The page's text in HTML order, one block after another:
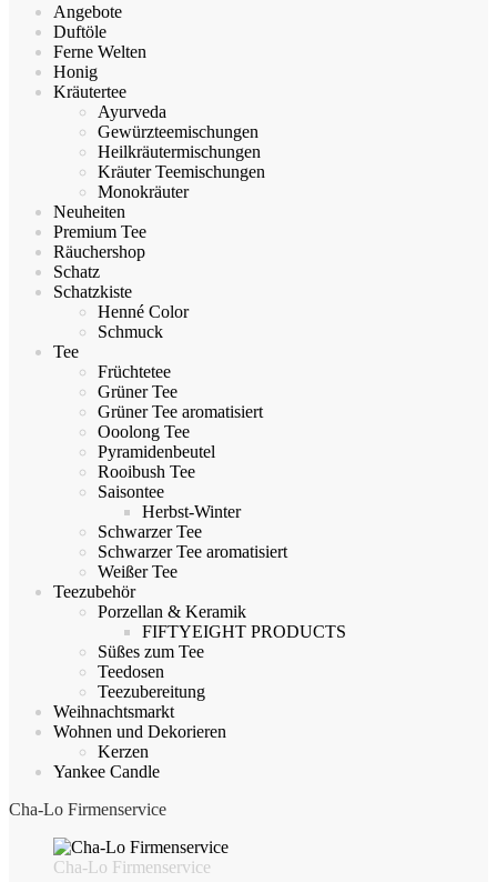
Angebote
Duftöle
Ferne Welten
Honig
Kräutertee
Ayurveda
Gewürzteemischungen
Heilkräutermischungen
Kräuter Teemischungen
Monokräuter
Neuheiten
Premium Tee
Räuchershop
Schatz
Schatzkiste
Henné Color
Schmuck
Tee
Früchtetee
Grüner Tee
Grüner Tee aromatisiert
Ooolong Tee
Pyramidenbeutel
Rooibush Tee
Saisontee
Herbst-Winter
Schwarzer Tee
Schwarzer Tee aromatisiert
Weißer Tee
Teezubehör
Porzellan & Keramik
FIFTYEIGHT PRODUCTS
Süßes zum Tee
Teedosen
Teezubereitung
Weihnachtsmarkt
Wohnen und Dekorieren
Kerzen
Yankee Candle
Cha-Lo Firmenservice
Cha-Lo Firmenservice